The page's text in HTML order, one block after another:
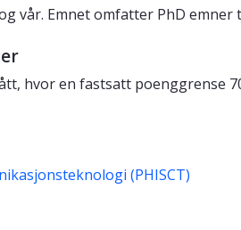
vår. Emnet omfatter PhD emner
hvor en fastsatt poenggrense
(PHISCT)